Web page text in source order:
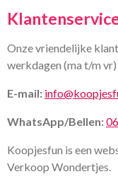
Onze vriendelijke
werkdagen (ma t/m
E-mail:
WhatsApp/Bellen:
Koopjesfun is een
Verkoop Wondertjes.